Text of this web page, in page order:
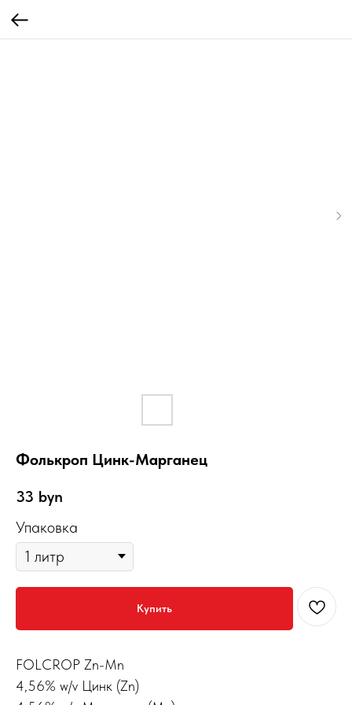
Фолькроп Цинк-Марганец
33 byn
Упаковка
Купить
FOLCROP Zn-Mn
4,56% w/v Цинк (Zn)